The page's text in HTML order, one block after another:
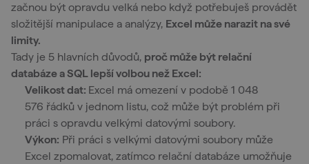
začnou být opravdu velká nebo když potřebuješ provádět
složitější manipulace a analýzy, Excel může narazit na své
limity.
Tady je 5 hlavních důvodů, proč může být relační
databáze a SQL lepší volbou než Excel:
Velikost dat: Excel má omezení v podobě 1 048
576 řádků v jednom listu, což může být problém při
práci s opravdu velkými datovými soubory.
Výkon: Při práci s velkými datovými soubory může
Excel zpomalovat, zatímco relační databáze umožňuje